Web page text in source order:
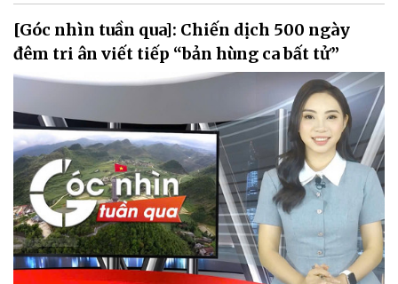
[Góc nhìn tuần qua]: Chiến dịch 500 ngày
đêm tri ân viết tiếp “bản hùng ca bất tử”